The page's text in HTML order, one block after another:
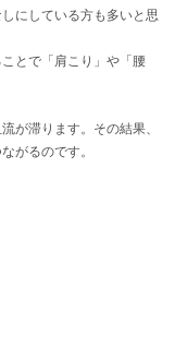
にしている方も多いと思
とで「肩こり」や「腰
が滞ります。その結果、
がるのです。